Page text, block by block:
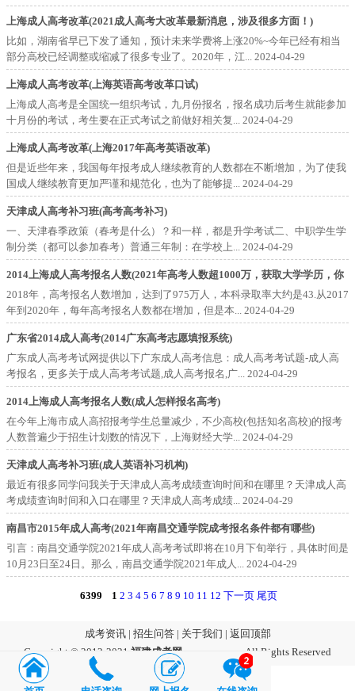
上海成人高考改革(2021成人高考大改革最新消息，涉及很多方面！)
比如，湖南省早已下发了通知，预计未来学费将上涨20%~今年已经有相当
部分高校已经调整或缩减了很多专业了。2020年，江... 2024-04-29
上海成人高考改革(上海英语高考改革口试)
上海成人高考是全国统一组织考试，九月份报名，报名成功后考生就能参加
十月份的考试，考生要在正式考试之前做好相关复... 2024-04-29
上海成人高考改革(上海2017年高考英语改革)
但是近些年来，我国每年报考成人继续教育的人数都在不断增加，为了使我
国成人继续教育更加严谨和规范化，也为了能够提... 2024-04-29
天津成人高考补习班(高考高考补习)
一、天津春季政策（春考是什么）？和一样，都是升学考试二、中职学生学
制分类（都可以参加春考）普通三年制：在学校上... 2024-04-29
2014上海成人高考报名人数(2021年高考人数超1000万，获取大学学历，你
还有这5种选择)
2018年，高考报名人数增加，达到了975万人，本科录取率大约是43.从2017
年到2020年，每年高考报名人数都在增加，但是本... 2024-04-29
广东省2014成人高考(2014广东高考志愿填报系统)
广东成人高考考试网提供以下广东成人高考信息：成人高考考试题-成人高
考报名，更多关于成人高考考试题,成人高考报名,广... 2024-04-29
2014上海成人高考报名人数(成人怎样报名高考)
在今年上海市成人高招报考学生总量减少，不少高校(包括知名高校)的报考
人数普遍少于招生计划数的情况下，上海财经大学... 2024-04-29
天津成人高考补习班(成人英语补习机构)
最近有很多同学问我关于天津成人高考成绩查询时间和在哪里？天津成人高
考成绩查询时间和入口在哪里？天津成人高考成绩... 2024-04-29
南昌市2015年成人高考(2021年南昌交通学院成考报名条件都有哪些)
引言：南昌交通学院2021年成人高考考试即将在10月下旬举行，具体时间是
10月23日至24日。那么，南昌交通学院2021年成人... 2024-04-29
6399 1 2 3 4 5 6 7 8 9 10 11 12 下一页 尾页
成考资讯| 招生问答| 关于我们 | 返回顶部
Copyright © 2012-2021 福建成考网 m.cucmc.comAll Rights Reserved